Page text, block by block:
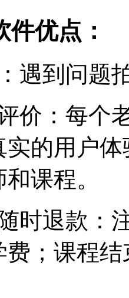
件优点：
遇到问题
价：每个
实的用户
课程。
时退款：
；课程